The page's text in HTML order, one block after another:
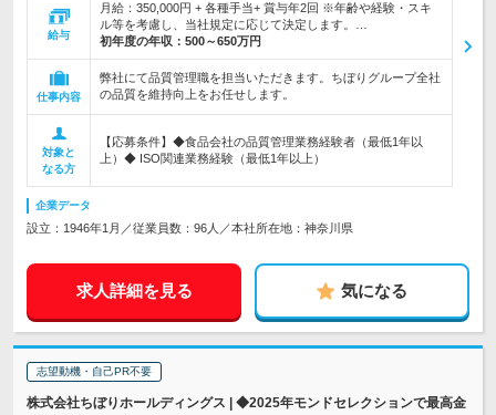
給与
月給：350,000円 + 各種手当+ 賞与年2回 ※年齢や経験・スキ
ル等を考慮し、当社規定に応じて決定します。…
初年度の年収： 500～650万円
仕事内容
弊社にて品質管理職を担当いただきます。ちぼりグループ全社
の品質を維持向上をお任せします。
対象と
なる方
【応募条件】◆食品会社の品質管理業務経験者（最低1年以
上）◆ ISO関連業務経験（最低1年以上）
企業データ
設立：1946年1月／従業員数：96人／本社所在地：神奈川県
求人詳細を見る 気になる
志望動機・自己PR不要
株式会社ちぼりホールディングス | ◆2025年モンドセレクションで最高金